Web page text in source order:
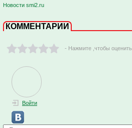
Новости smi2.ru
КОММЕНТАРИИ
- Нажмите ,чтобы оценить
Войти